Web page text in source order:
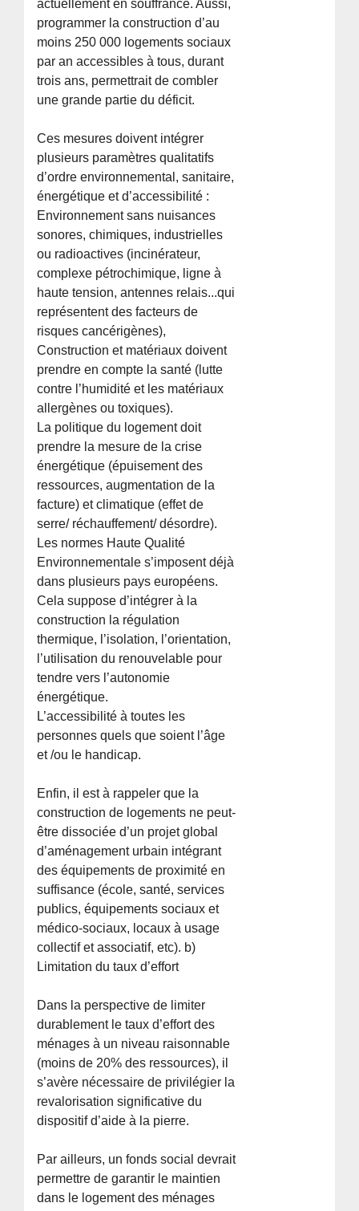
actuellement en souffrance. Aussi,
programmer la construction d’au
moins 250 000 logements sociaux
par an accessibles à tous, durant
trois ans, permettrait de combler
une grande partie du déficit.
Ces mesures doivent intégrer
plusieurs paramètres qualitatifs
d’ordre environnemental, sanitaire,
énergétique et d’accessibilité :
Environnement sans nuisances
sonores, chimiques, industrielles
ou radioactives (incinérateur,
complexe pétrochimique, ligne à
haute tension, antennes relais...qui
représentent des facteurs de
risques cancérigènes),
Construction et matériaux doivent
prendre en compte la santé (lutte
contre l’humidité et les matériaux
allergènes ou toxiques).
La politique du logement doit
prendre la mesure de la crise
énergétique (épuisement des
ressources, augmentation de la
facture) et climatique (effet de
serre/ réchauffement/ désordre).
Les normes Haute Qualité
Environnementale s’imposent déjà
dans plusieurs pays européens.
Cela suppose d’intégrer à la
construction la régulation
thermique, l’isolation, l’orientation,
l’utilisation du renouvelable pour
tendre vers l’autonomie
énergétique.
L’accessibilité à toutes les
personnes quels que soient l’âge
et /ou le handicap.
Enfin, il est à rappeler que la
construction de logements ne peut-
être dissociée d’un projet global
d’aménagement urbain intégrant
des équipements de proximité en
suffisance (école, santé, services
publics, équipements sociaux et
médico-sociaux, locaux à usage
collectif et associatif, etc). b)
Limitation du taux d’effort
Dans la perspective de limiter
durablement le taux d’effort des
ménages à un niveau raisonnable
(moins de 20% des ressources), il
s’avère nécessaire de privilégier la
revalorisation significative du
dispositif d’aide à la pierre.
Par ailleurs, un fonds social devrait
permettre de garantir le maintien
dans le logement des ménages